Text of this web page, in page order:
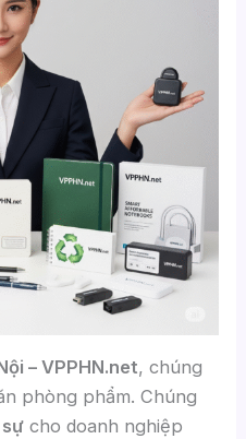
– VPPHN.net, chúng
phòng phẩm. Chúng
cho doanh nghiệp